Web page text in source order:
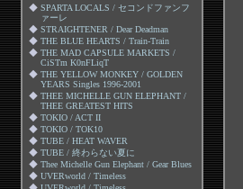
◆ SPARTA LOCALS / セコンドファンフ
ァーレ
◆ STRAIGHTENER / Dear Deadman
◆ THE BLUE HEARTS / Train-Train
◆ THE MAD CAPSULE MARKETS /
CiSTm K0nFLiqT
◆ THE YELLOW MONKEY / GOLDEN
YEARS Singles 1996-2001
◆ THEE MICHELLE GUN ELEPHANT /
THEE GREATEST HITS
◆ TOKIO / ACT II
◆ TOKIO / TOK10
◆ TUBE / HEAT WAVER
◆ TUBE / 終わらない夏に
◆ Thee Michelle Gun Elephant / Gear Blues
◆ UVERworld / Timeless